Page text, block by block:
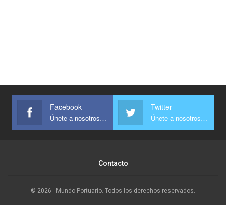
Facebook
Únete a nosotros en Facebook
Twitter
Únete a nosotros en Twitter
Contacto
© 2026 - Mundo Portuario. Todos los derechos reservados.